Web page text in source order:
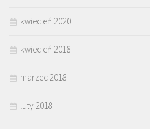
kwiecień 2020
kwiecień 2018
marzec 2018
luty 2018